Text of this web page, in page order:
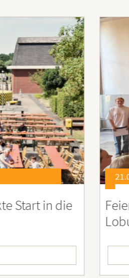
21.07.2026
Feierstunde zu
LoburgerInnen